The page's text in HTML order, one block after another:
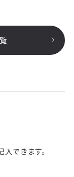
できます。